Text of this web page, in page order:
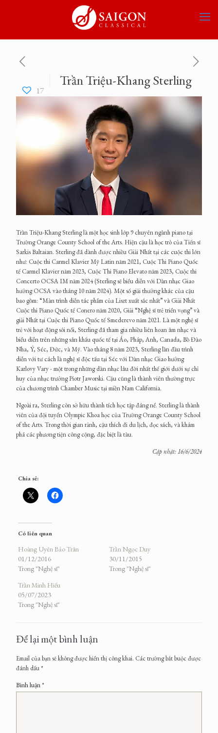
17
Trần Triệu-Khang Sterling
Trần Triệu-Khang Sterling là một học sinh lớp 9 chuyên ngành piano tại
Trường Orange County School of the Arts. Hiện cậu là học trò của Tiến sĩ
Sarkis Baltaian. Sterling đã dành được nhiều Giải Nhất tại các cuộc thi lớn
như: Cuộc thi Carmel Klavier Mỹ Latin năm 2021, Cuộc Thi Piano Quốc
tế Carmel Klavier năm 2023, Cuộc Thi Piano Elevato năm 2023, Cuộc thi
Concerto OCSA IM năm 2024 (Sterling sẽ biểu diễn với Dàn nhạc Giao
hưởng OCSA vào tháng 10 năm 2024). Một số giải thưởng khác của cậu
bao gồm: “Màn trình diễn tác phẩm của Liszt xuất sắc nhất” và Giải Nhất
Cuộc thi Piano Quốc tế Conero năm 2020, Giải “Nghệ sĩ trẻ triển vọng” và
giải Nhất tại Cuộc thi Piano Quốc tế Smederevo năm 2021. Là một nghệ sĩ
trẻ với hoạt động sôi nổi, Sterling đã tham gia nhiều liên hoan âm nhạc và
biểu diễn trên những sân khấu quốc tế tại Áo, Pháp, Anh, Canada, Bồ Đào
Nha, Ý, Séc, Đức, và Mỹ. Vào tháng 8 năm 2023, Sterling lần đầu trình
diễn với tư cách là nghệ sĩ độc tấu tại Séc với Dàn nhạc Giao hưởng
Karlovy Vary - một trong những dàn nhạc lâu đời nhất thế giới dưới sự chỉ
huy của nhạc trưởng Piotr Jaworski. Cậu cũng là thành viên thường trực
của chương trình Chamber Music tại miền Nam California.
Ngoài ra, Sterling còn sở hữu thành tích học tập đáng nể. Sterling là thành
viên của đội tuyển Olympic Khoa học của Trường Orange County School
of the Arts. Trong thời gian rảnh, cậu thích đi du lịch, đọc sách, và khám
phá các phương tiện công cộng, đặc biệt là tàu.
Cập nhật: 16/6/2024
Chia sẻ:
Có liên quan
Hoàng Uyên Bảo Trân
01/12/2016
Trong "Nghệ sĩ"
Trần Ngọc Duy
30/11/2015
Trong "Nghệ sĩ"
Trần Minh Hiếu
05/07/2023
Trong "Nghệ sĩ"
Để lại một bình luận
Email của bạn sẽ không được hiển thị công khai. Các trường bắt buộc được
đánh dấu*
Bình luận *